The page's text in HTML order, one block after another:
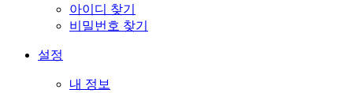
아이디 찾기
비밀번호 찾기
설정
내 정보